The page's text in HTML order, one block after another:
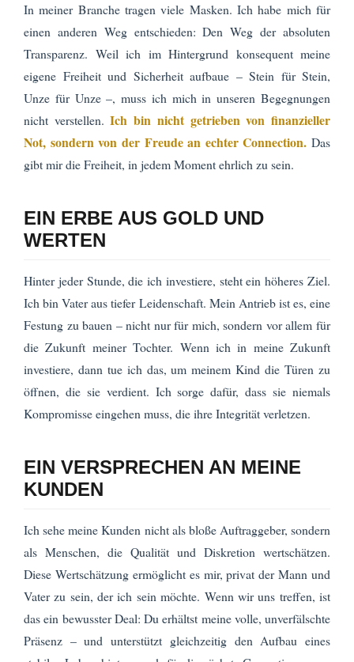
In meiner Branche tragen viele Masken. Ich habe mich für
einen anderen Weg entschieden: Den Weg der absoluten
Transparenz. Weil ich im Hintergrund konsequent meine
eigene Freiheit und Sicherheit aufbaue – Stein für Stein,
Unze für Unze –, muss ich mich in unseren Begegnungen
nicht verstellen.Ich bin nicht getrieben von finanzieller
Not, sondern von der Freude an echter Connection. Das
gibt mir die Freiheit, in jedem Moment ehrlich zu sein.
EIN ERBE AUS GOLD UND
WERTEN
Hinter jeder Stunde, die ich investiere, steht ein höheres Ziel.
Ich bin Vater aus tiefer Leidenschaft. Mein Antrieb ist es, eine
Festung zu bauen – nicht nur für mich, sondern vor allem für
die Zukunft meiner Tochter. Wenn ich in meine Zukunft
investiere, dann tue ich das, um meinem Kind die Türen zu
öffnen, die sie verdient. Ich sorge dafür, dass sie niemals
Kompromisse eingehen muss, die ihre Integrität verletzen.
EIN VERSPRECHEN AN MEINE
KUNDEN
Ich sehe meine Kunden nicht als bloße Auftraggeber, sondern
als Menschen, die Qualität und Diskretion wertschätzen.
Diese Wertschätzung ermöglicht es mir, privat der Mann und
Vater zu sein, der ich sein möchte. Wenn wir uns treffen, ist
das ein bewusster Deal: Du erhältst meine volle, unverfälschte
Präsenz – und unterstützt gleichzeitig den Aufbau eines